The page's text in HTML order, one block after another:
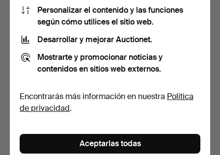
1.147 USD 1.080 USD
VICTORIANO DE CAOBA.
ARTERIORS ARELLANO.
Personalizar el contenido y las funciones
según cómo utilices el sitio web.
Desarrollar y mejorar Auctionet.
Mostrarte y promocionar noticias y
contenidos en sitios web externos.
Encontrarás más información en nuestra Política
de privacidad.
Aceptarlas todas